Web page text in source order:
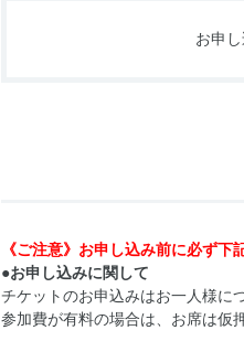
お申
《ご注意》お申し込み前に必ず下
●お申し込みに関して
チケットのお申込みはお一人様に
参加費が有料の場合は、お席は仮